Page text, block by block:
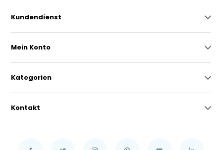
Kundendienst
Mein Konto
Kategorien
Kontakt